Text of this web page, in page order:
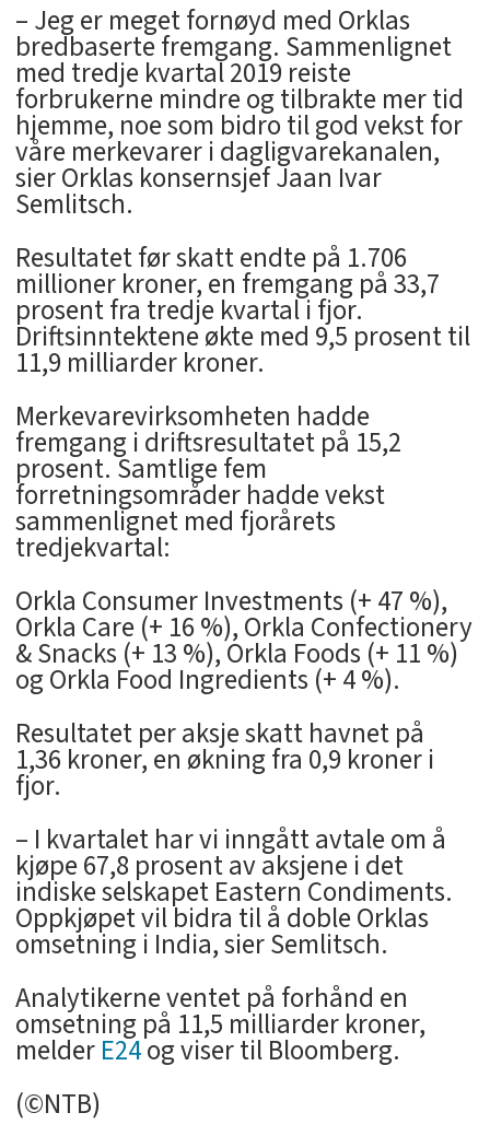
– Jeg er meget fornøyd med Orklas
bredbaserte fremgang. Sammenlignet
med tredje kvartal 2019 reiste
forbrukerne mindre og tilbrakte mer tid
hjemme, noe som bidro til god vekst for
våre merkevarer i dagligvarekanalen,
sier Orklas konsernsjef Jaan Ivar
Semlitsch.
Resultatet før skatt endte på 1.706
millioner kroner, en fremgang på 33,7
prosent fra tredje kvartal i fjor.
Driftsinntektene økte med 9,5 prosent til
11,9 milliarder kroner.
Merkevarevirksomheten hadde
fremgang i driftsresultatet på 15,2
prosent. Samtlige fem
forretningsområder hadde vekst
sammenlignet med fjorårets
tredjekvartal:
Orkla Consumer Investments (+ 47 %),
Orkla Care (+ 16 %), Orkla Confectionery
& Snacks (+ 13 %), Orkla Foods (+ 11 %)
og Orkla Food Ingredients (+ 4 %).
Resultatet per aksje skatt havnet på
1,36 kroner, en økning fra 0,9 kroner i
fjor.
– I kvartalet har vi inngått avtale om å
kjøpe 67,8 prosent av aksjene i det
indiske selskapet Eastern Condiments.
Oppkjøpet vil bidra til å doble Orklas
omsetning i India, sier Semlitsch.
Analytikerne ventet på forhånd en
omsetning på 11,5 milliarder kroner,
melderE24og viser til Bloomberg.
(©NTB)